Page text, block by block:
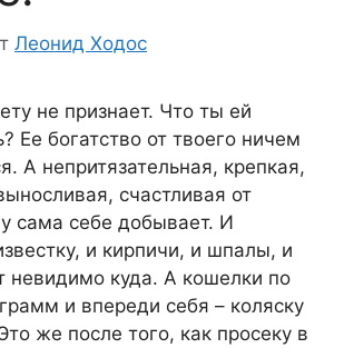
Леонид Ходос
не признает. Что ты ей
Ее богатство от твоего ничем
А непритязательная, крепкая,
счастливая от
сама себе добывает. И
и кирпичи, и шпалы, и
невидимо куда. А кошелки по
и впереди себя – коляску
же после того, как просеку в